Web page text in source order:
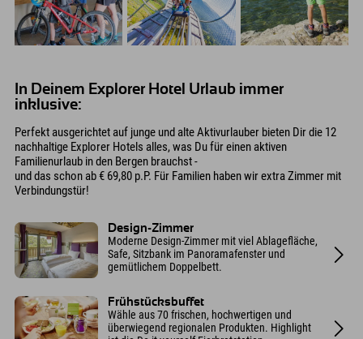
In Deinem Explorer Hotel Urlaub immer
inklusive:
Perfekt ausgerichtet auf junge und alte Aktivurlauber bieten Dir die 12
nachhaltige Explorer Hotels alles, was Du für einen aktiven
Familienurlaub in den Bergen brauchst -
und das schon ab € 69,80 p.P. Für Familien haben wir extra Zimmer mit
Verbindungstür!
Design-Zimmer
Moderne Design-Zimmer mit viel Ablagefläche,
Safe, Sitzbank im Panoramafenster und
gemütlichem Doppelbett.
Frühstücksbuffet
Wähle aus 70 frischen, hochwertigen und
überwiegend regionalen Produkten. Highlight